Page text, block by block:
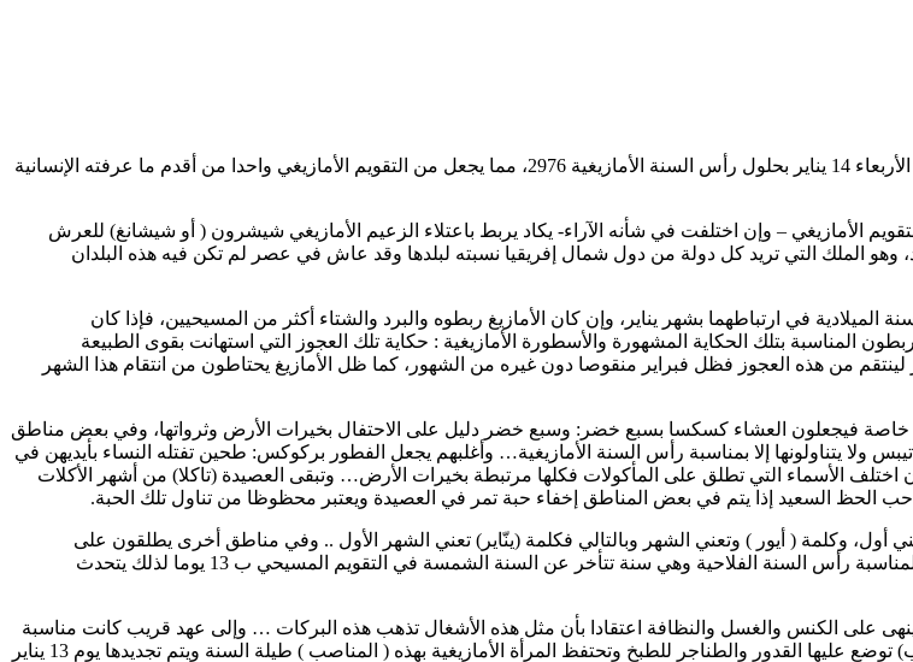
يحتفل الأمازيغ في المغرب كباقي أمازيغ شمال إفريقيا وأمازيغ الشتات في باقي العالم يوم الأربعاء 14 يناير بحلول رأس السنة الأمازيغية 2976، مما يجعل من التقويم الأمازيغي واحدا من أقدم ما عرفته الإنسانية
الأمازيغي – وإن اختلفت في شأنه الآراء- يكاد يربط باعتلاء الزعيم الأمازيغي شيشرون ( أو شيشانغ) للعرش
على الملك رمسيس الثالث من أسرة الفراعنة سنة 950 قبل الميلاد، وهو الملك التي تريد كل دولة من دول شمال إفريقيا نسبته لبلدها وقد عاش في عصر لم تكن فيه هذه البلدان
في ارتباطهما بشهر يناير، وإن كان الأمازيغ ربطوه والبرد والشتاء أكثر من المسيحيين، فإذا كان
المناسبة بتلك الحكاية المشهورة والأسطورة الأمازيغية : حكاية تلك العجوز التي استهانت بقوى الطبيعة
لينتقم من هذه العجوز فظل فبراير منقوصا دون غيره من الشهور، كما ظل الأمازيغ يحتاطون من انتقام هذا الشهر
خاصة فيجعلون العشاء كسكسا بسبع خضر: وسبع خضر دليل على الاحتفال بخيرات الأرض وثرواتها، وفي بعض مناطق
يتناولونها إلا بمناسبة رأس السنة الأمازيغية… وأغلبهم يجعل الفطور بركوكس: طحين تفتله النساء بأيديهن في
الأسماء التي تطلق على المأكولات فكلها مرتبطة بخيرات الأرض… وتبقى العصيدة (تاكلا) من أشهر الأكلات
السعيد إذا يتم في بعض المناطق إخفاء حبة تمر في العصيدة ويعتبر محظوظا من تناول تلك الحبة.
أول، وكلمة ( أيور ) وتعني الشهر وبالتالي فكلمة (ينّاير) تعني الشهر الأول .. وفي مناطق أخرى يطلقون على
المناسبة (تاكورت أوسكاس ) وتعني رأس السنة ، ويطلق عامة المغاربة عربا وأمازيغ على المناسبة رأس السنة الفلاحية وهي سنة تتأخر عن السنة الشمسة في التقويم المسيحي ب 13 يوما لذلك يتحدث
ينهى على الكنس والغسل والنظافة اعتقادا بأن مثل هذه الأشغال تذهب هذه البركات … وإلى عهد قريب كانت مناسبة
(الناير) مناسبة لتجديد أحجار الكانون إذ كان الكانون الأمازيغي مكون من ثلاث أحجار (مناصب) توضع عليها القدور والطناجر للطبخ وتحتفظ المرأة الأمازيغية بهذه ( المناصب ) طيلة السنة ويتم تجديدها يوم 13 يناير